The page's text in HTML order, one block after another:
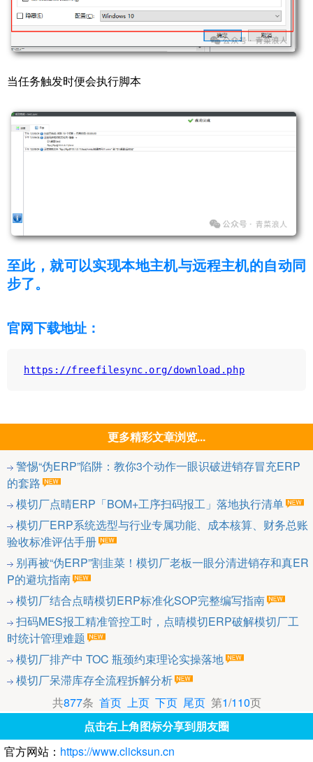
当任务触发时便会执行脚本
至此，就可以实现本地主机与远程主机的自动同
步了。
官网下载地址：
https://freefilesync.org/download.php
更多精彩文章浏览...
警惕“伪ERP”陷阱：教你3个动作一眼识破进销存冒充ERP
的套路
模切厂点晴ERP「BOM+工序扫码报工」落地执行清单
模切厂ERP系统选型与行业专属功能、成本核算、财务总账
验收标准评估手册
别再被“伪ERP”割韭菜！模切厂老板一眼分清进销存和真ER
P的避坑指南
模切厂结合点晴模切ERP标准化SOP完整编写指南
扫码MES报工精准管控工时，点晴模切ERP破解模切厂工
时统计管理难题
模切厂排产中 TOC 瓶颈约束理论实操落地
模切厂呆滞库存全流程拆解分析
共877条 首页 上页 下页 尾页第1/110页
点击右上角图标分享到朋友圈
官方网站： https://www.clicksun.cn